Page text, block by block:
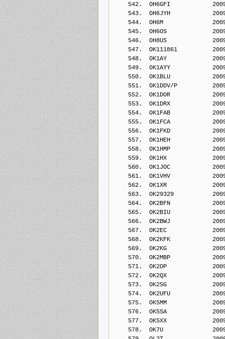
542.  OH6GFI
543.  OH6JYH
544.  OH6M
545.  OH6OS
546.  OH8US
547.  OK111861
548.  OK1AY
549.  OK1AYY
550.  OK1BLU
551.  OK1DDV/P
552.  OK1DOR
553.  OK1DRX
554.  OK1FAB
555.  OK1FCA
556.  OK1FKD
557.  OK1HEH
558.  OK1HMP
559.  OK1HX
560.  OK1JOC
561.  OK1VHV
562.  OK1XR
563.  OK29329
564.  OK2BFN
565.  OK2BIU
566.  OK2BWJ
567.  OK2EC
568.  OK2KFK
569.  OK2KG
570.  OK2MBP
571.  OK2OP
572.  OK2QX
573.  OK2SG
574.  OK2UFU
575.  OK5MM
576.  OK5SA
577.  OK5XX
578.  OK7U